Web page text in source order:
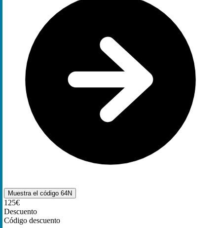
Muestra el código 64N
125€
Descuento
Código descuento